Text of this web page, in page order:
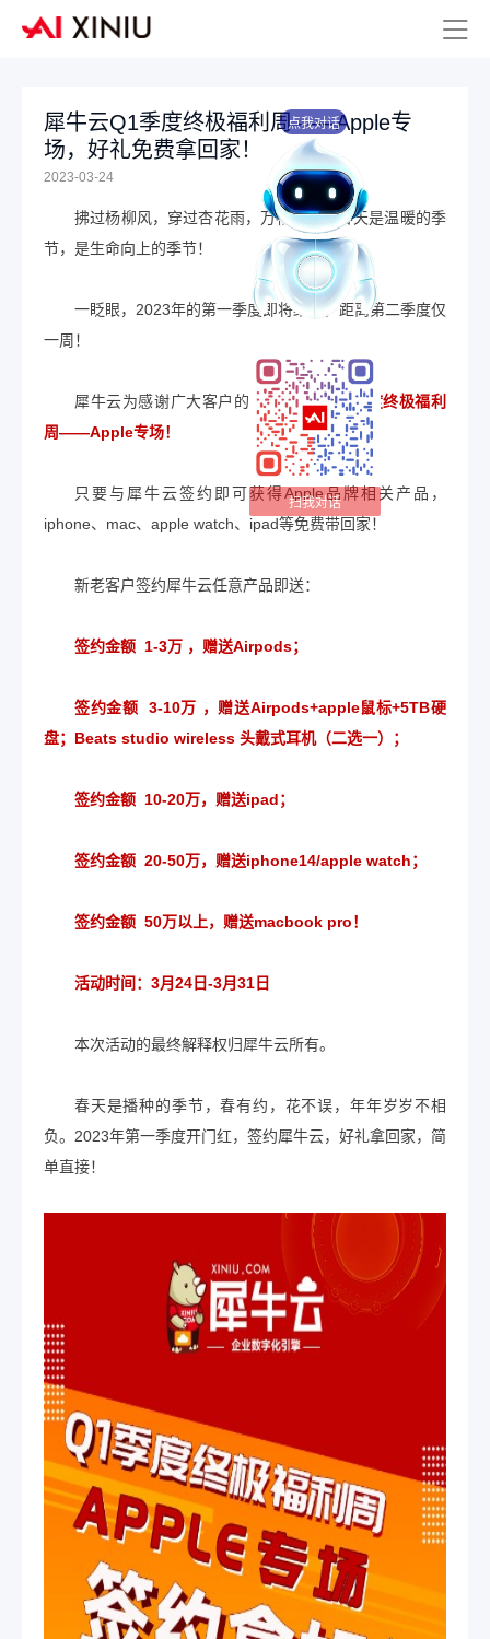
犀牛云Q1季度终极福利周——Apple专
场，好礼免费拿回家！
2023-03-24
拂过杨柳风，穿过杏花雨，万物复苏。春天是温暖的季
节，是生命向上的季节！
一眨眼，2023年的第一季度即将结束，距离第二季度仅
一周！
犀牛云为感谢广大客户的支持，推出Q1季度终极福利
周——Apple专场！
只要与犀牛云签约即可获得Apple品牌相关产品，
iphone、mac、apple watch、ipad等免费带回家！
新老客户签约犀牛云任意产品即送：
签约金额 1-3万 ，赠送Airpods；
签约金额 3-10万 ，赠送Airpods+apple鼠标+5TB硬
盘；Beats studio wireless 头戴式耳机（二选一）；
签约金额 10-20万，赠送ipad；
签约金额 20-50万，赠送iphone14/apple watch；
签约金额 50万以上，赠送macbook pro！
活动时间：3月24日-3月31日
本次活动的最终解释权归犀牛云所有。
春天是播种的季节，春有约，花不误，年年岁岁不相
负。2023年第一季度开门红， 签约犀牛云，好礼拿回家，简
单直接！
点我对话
扫我对话